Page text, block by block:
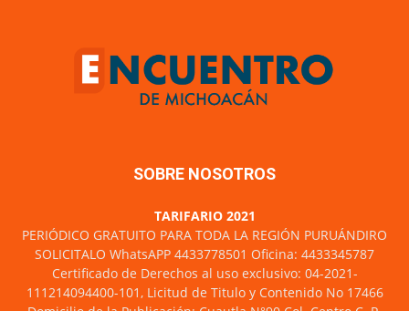
SOBRE NOSOTROS
TARIFARIO 2021
PERIÓDICO GRATUITO PARA TODA LA REGIÓN PURUÁNDIRO
SOLICITALO WhatsAPP 4433778501 Oficina: 4433345787
Certificado de Derechos al uso exclusivo: 04-2021-
111214094400-101, Licitud de Titulo y Contenido No 17466